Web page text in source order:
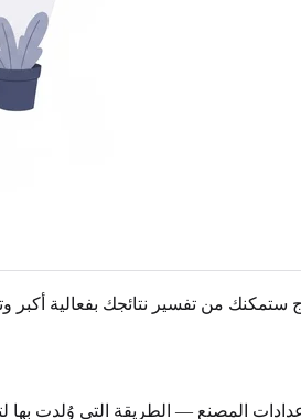
من تفسير نتائجك بفعالية أكبر